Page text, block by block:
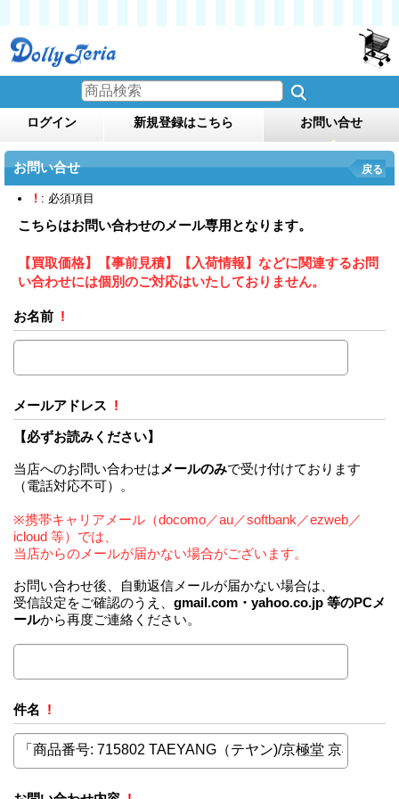
ログイン 新規登録はこちら お問い合せ
お問い合せ 戻る
! : 必須項目
こちらはお問い合わせのメール専用となります。
【買取価格】【事前見積】【入荷情報】などに関連するお問
い合わせには個別のご対応はいたしておりません。
お名前 !
メールアドレス !
【必ずお読みください】
当店へのお問い合わせは メールのみで受け付けております
（電話対応不可）。
※携帯キャリアメール（docomo／au／softbank／ezweb／
icloud 等）では、
当店からのメールが届かない場合がございます。
お問い合わせ後、自動返信メールが届かない場合は、
受信設定をご確認のうえ、 gmail.com・yahoo.co.jp 等のPCメ
ールから再度ご連絡ください。
件名 !